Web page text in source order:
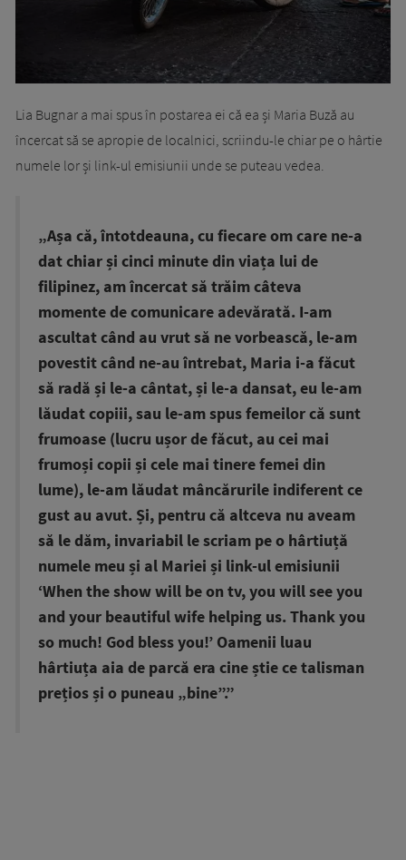
Lia Bugnar a mai spus în postarea ei că ea și Maria Buză au
încercat să se apropie de localnici, scriindu-le chiar pe o hârtie
numele lor și link-ul emisiunii unde se puteau vedea.
„Așa că, întotdeauna, cu fiecare om care ne-a
dat chiar și cinci minute din viața lui de
filipinez, am încercat să trăim câteva
momente de comunicare adevărată. I-am
ascultat când au vrut să ne vorbească, le-am
povestit când ne-au întrebat, Maria i-a făcut
să radă și le-a cântat, și le-a dansat, eu le-am
lăudat copiii, sau le-am spus femeilor că sunt
frumoase (lucru ușor de făcut, au cei mai
frumoși copii și cele mai tinere femei din
lume), le-am lăudat mâncărurile indiferent ce
gust au avut. Și, pentru că altceva nu aveam
să le dăm, invariabil le scriam pe o hârtiuță
numele meu și al Mariei și link-ul emisiunii
‘When the show will be on tv, you will see you
and your beautiful wife helping us. Thank you
so much! God bless you!’ Oamenii luau
hârtiuța aia de parcă era cine știe ce talisman
prețios și o puneau „bine”.”